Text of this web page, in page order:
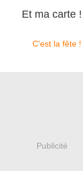
Et ma carte !
Publicité